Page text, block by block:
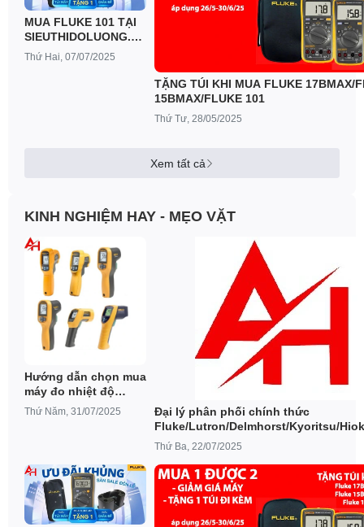
MUA FLUKE 101 TẠI
SIEUTHIDOLUONG.VN
ĐƯỢC TẶNG TÚI
HOẶC GIÁ ĐỠ MÁY
Thứ Hai, 07/07/2025
TẶNG TÚI KHI MUA FLUKE 17BMAX/
15BMAX/FLUKE 101
Thứ Tư, 28/05/2025
Xem tất cả
KINH NGHIỆM HAY - MẸO VẶT
Hướng dẫn chọn mua
máy đo nhiệt độ
hồng ngoại Fluke
phù hợp
Thứ Năm, 31/07/2025
Đại lý phân phối chính thức
Fluke/Lutron/Delmhorst/Kyoritsu/
tại TP.HCM
Thứ Ba, 22/07/2025